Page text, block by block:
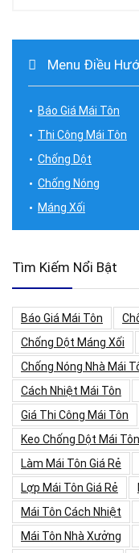
Menu Điều
Báo Giá Mái Tôn
Thi Công Mái Tôn
Chống Dột
Chống Nóng
Máng Xối
Tìm Kiếm Nổi Bật
Báo Giá Mái Tôn
Chống Dột Máng Xối
Chống Nóng Nhà Mái
Cách Nhiệt Mái Tôn
Giá Thi Công Mái Tôn
Keo Chống Dột Mái Tôn
Làm Mái Tôn Giá Rẻ
Lợp Mái Tôn Giá Rẻ
Mái Tôn Cách Nhiệt
Mái Tôn Nhà Xưởng